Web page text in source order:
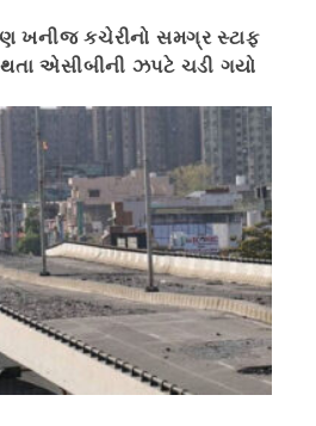
ખનીજ કચેરીનો સમગ્ર સ્ટાફ
થતા એસીબીની ઝપટે ચડી ગયો